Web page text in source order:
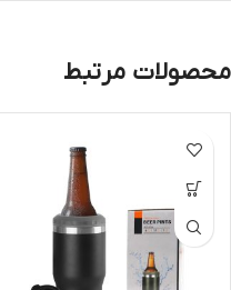
محصولات مرتبط